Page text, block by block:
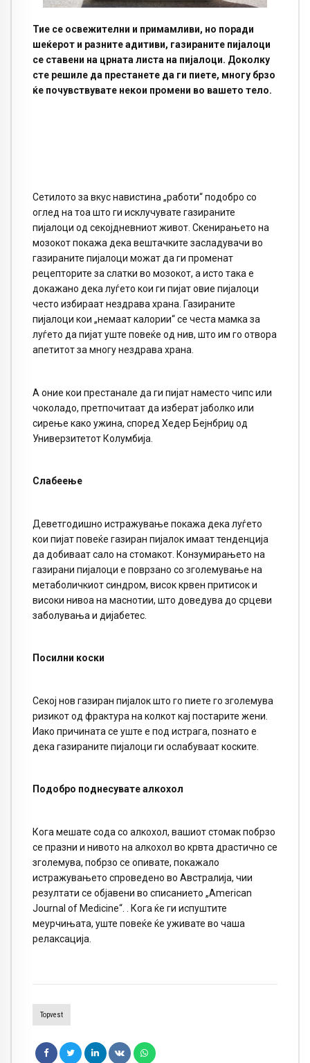
Тие се освежителни и примамливи, но поради
шеќерот и разните адитиви, газираните пијалоци
се ставени на црната листа на пијалоци. Доколку
сте решиле да престанете да ги пиете, многу брзо
ќе почувствувате некои промени во вашето тело.
Сетилото за вкус навистина „работи“ подобро со
оглед на тоа што ги исклучувате газираните
пијалоци од секојдневниот живот. Скенирањето на
мозокот покажа дека вештачките засладувачи во
газираните пијалоци можат да ги променат
рецепторите за слатки во мозокот, а исто така е
докажано дека луѓето кои ги пијат овие пијалоци
често избираат нездрава храна. Газираните
пијалоци кои „немаат калории“ се честа мамка за
луѓето да пијат уште повеќе од нив, што им го отвора
апетитот за многу нездрава храна.
А оние кои престанале да ги пијат наместо чипс или
чоколадо, претпочитаат да изберат јаболко или
сирење како ужина, според Хедер Бејнбриџ од
Универзитетот Колумбија.
Слабеење
Деветгодишно истражување покажа дека луѓето
кои пијат повеќе газиран пијалок имаат тенденција
да добиваат сало на стомакот. Конзумирањето на
газирани пијалоци е поврзано со зголемување на
метаболичкиот синдром, висок крвен притисок и
високи нивоа на маснотии, што доведува до срцеви
заболувања и дијабетес.
Посилни коски
Секој нов газиран пијалок што го пиете го зголемува
ризикот од фрактура на колкот кај постарите жени.
Иако причината се уште е под истрага, познато е
дека газираните пијалоци ги ослабуваат коските.
Подобро поднесувате алкохол
Кога мешате сода со алкохол, вашиот стомак побрзо
се празни и нивото на алкохол во крвта драстично се
зголемува, побрзо се опивате, покажало
истражувањето спроведено во Австралија, чии
резултати се објавени во списанието „American
Journal of Medicine“. . Кога ќе ги испуштите
меурчињата, уште повеќе ќе уживате во чаша
релаксација.
Topvest